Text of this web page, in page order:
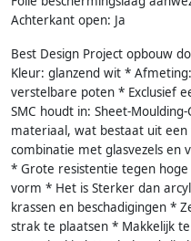
Achterkant open: Ja
Best Design Project opbouw
Kleur: glanzend wit *
verstelbare poten * Exclusief
SMC houdt in: Sheet-
materiaal, wat bestaat uit
combinatie met glasvezels en
* Grote resistentie tegen
vorm * Het is Sterker dan
krassen en beschadigingen *
strak te plaatsen * Makkelijk